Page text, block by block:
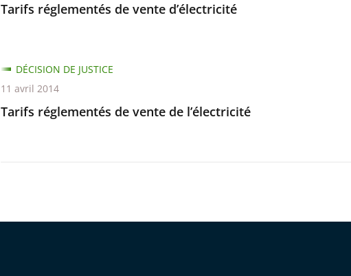
Tarifs réglementés de vente d’électricité
Tarifs réglementés de vente de l’électricité
DÉCISION DE JUSTICE
11 avril 2014